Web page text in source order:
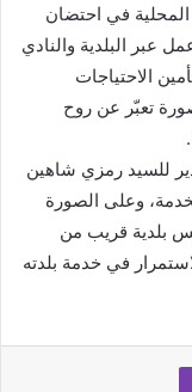
المحلية في احتضان
عبر البلدية والنادي
الاحتياجات
تعبّر عن روح
للسيد رمزي شاهين
وعلى الصورة
بلدية قريب من
في خدمة بلدته
ڤايبر